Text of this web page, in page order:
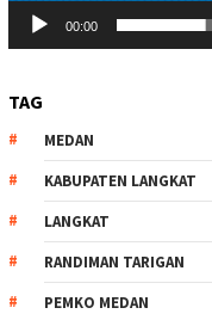
00:00
TAG
MEDAN
KABUPATEN LANGKAT
LANGKAT
RANDIMAN TARIGAN
PEMKO MEDAN